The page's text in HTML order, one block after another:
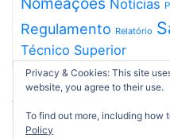
Notícias
Regulamento Relatório
Técnico Superior
Privacy & Cookies: This site
website, you agree to their use.
To find out more, including how
Policy